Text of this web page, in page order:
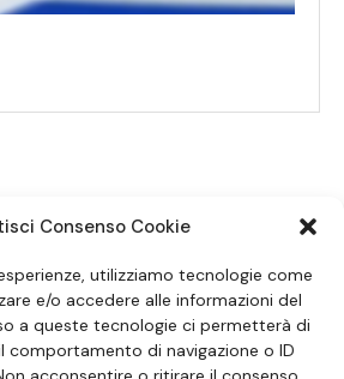
Consenso Cookie
utilizziamo tecnologie come
e/o accedere alle informazioni del
a queste tecnologie ci permetterà di
comportamento di navigazione o ID
SEGUICI SUI SOCIAL